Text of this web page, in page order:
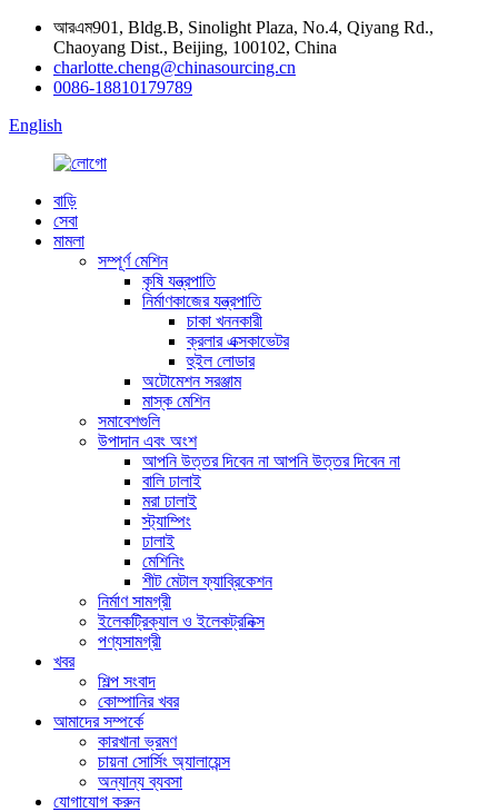
আরএম901, Bldg.B, Sinolight Plaza, No.4, Qiyang Rd.,
Chaoyang Dist., Beijing, 100102, China
charlotte.cheng@chinasourcing.cn
0086-18810179789
English
বাড়ি
সেবা
মামলা
সম্পূর্ণ মেশিন
কৃষি যন্ত্রপাতি
নির্মাণকাজের যন্ত্রপাতি
চাকা খননকারী
ক্রলার এক্সকাভেটর
হুইল লোডার
অটোমেশন সরঞ্জাম
মাস্ক মেশিন
সমাবেশগুলি
উপাদান এবং অংশ
আপনি উত্তর দিবেন না আপনি উত্তর দিবেন না
বালি ঢালাই
মরা ঢালাই
স্ট্যাম্পিং
ঢালাই
মেশিনিং
শীট মেটাল ফ্যাব্রিকেশন
নির্মাণ সামগ্রী
ইলেকট্রিক্যাল ও ইলেকট্রনিক্স
পণ্যসামগ্রী
খবর
শিল্প সংবাদ
কোম্পানির খবর
আমাদের সম্পর্কে
কারখানা ভ্রমণ
চায়না সোর্সিং অ্যালায়েন্স
অন্যান্য ব্যবসা
যোগাযোগ করুন